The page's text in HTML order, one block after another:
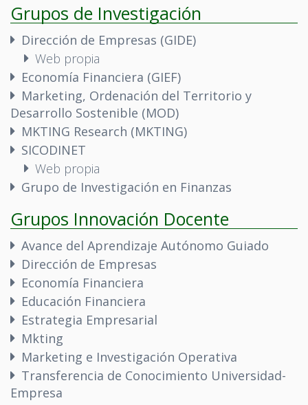
Grupos de Investigación
Dirección de Empresas (GIDE)
Web propia
Economía Financiera (GIEF)
Marketing, Ordenación del Territorio y
Desarrollo Sostenible (MOD)
MKTING Research (MKTING)
SICODINET
Web propia
Grupo de Investigación en Finanzas
Grupos Innovación Docente
Avance del Aprendizaje Autónomo Guiado
Dirección de Empresas
Economía Financiera
Educación Financiera
Estrategia Empresarial
Mkting
Marketing e Investigación Operativa
Transferencia de Conocimiento Universidad-
Empresa